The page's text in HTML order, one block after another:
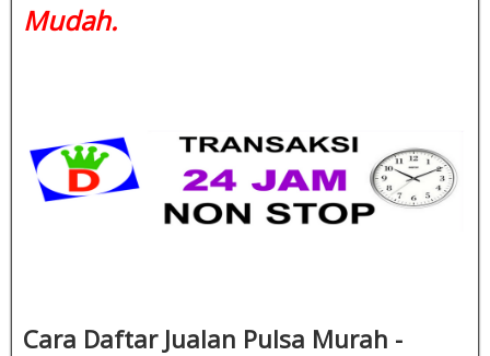
Mudah.
Cara Daftar Jualan Pulsa Murah -